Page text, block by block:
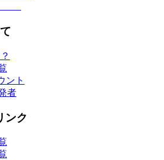
ント
者
ンク